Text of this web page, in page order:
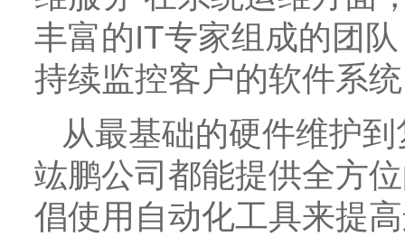
丰富的IT专家组成的团
持续监控客户的软件系统
从最基础的硬件维护
竑鹏公司都能提供全方
倡使用自动化工具来提